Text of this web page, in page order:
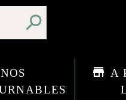
search
NOS
store A